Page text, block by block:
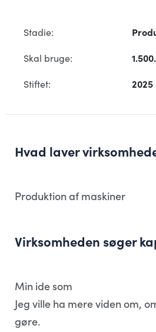
Stadie:
Skal bruge:
Stiftet:
2025
Hvad laver
Produktion af maskiner
Virksomheden søger
Min ide som
Jeg ville ha mere viden om,
gøre.